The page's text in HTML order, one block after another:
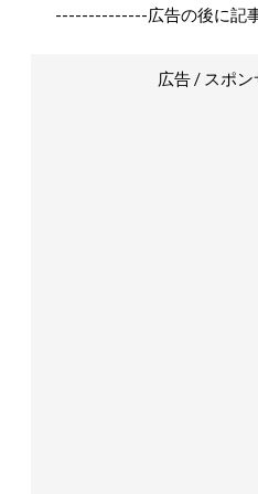
--------------広告の後に記
広告 / スポ